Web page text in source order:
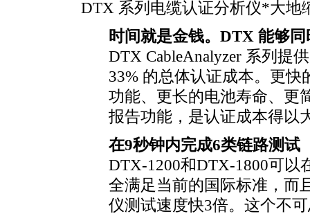
DTX 系列电缆认证分析仪*大地
时间就是金钱。DTX 能够
DTX CableAnalyzer 系列提
33% 的总体认证成本。更
功能、更长的电池寿命、更
报告功能，是认证成本得以
在9秒钟内完成6类链路测试
DTX-1200和DTX-1800可以
全满足当前的国际标准，而
仪测试速度快3倍。这个不